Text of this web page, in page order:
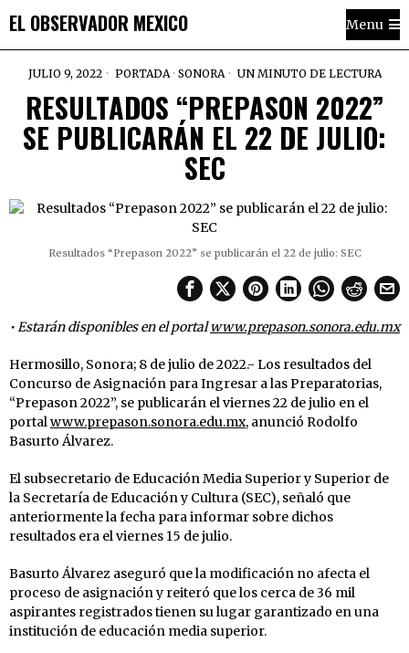
EL OBSERVADOR MEXICO Menu
JULIO 9, 2022 PORTADA · SONORA UN MINUTO DE LECTURA
RESULTADOS “PREPASON 2022”
SE PUBLICARÁN EL 22 DE JULIO:
SEC
Resultados “Prepason 2022” se publicarán el 22 de julio: SEC
• Estarán disponibles en el portalwww.prepason.sonora.edu.mx
Hermosillo, Sonora; 8 de julio de 2022.- Los resultados del
Concurso de Asignación para Ingresar a las Preparatorias,
“Prepason 2022”, se publicarán el viernes 22 de julio en el
portalwww.prepason.sonora.edu.mx, anunció Rodolfo
Basurto Álvarez.
El subsecretario de Educación Media Superior y Superior de
la Secretaría de Educación y Cultura (SEC), señaló que
anteriormente la fecha para informar sobre dichos
resultados era el viernes 15 de julio.
Basurto Álvarez aseguró que la modificación no afecta el
proceso de asignación y reiteró que los cerca de 36 mil
aspirantes registrados tienen su lugar garantizado en una
institución de educación media superior.